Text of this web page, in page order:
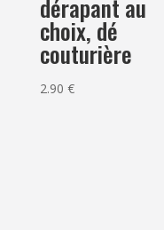
dérapant au
choix, dé
couturière
2.90 €